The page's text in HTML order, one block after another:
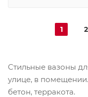
1 2
Стильные вазоны
улице, в
бетон, терракота.